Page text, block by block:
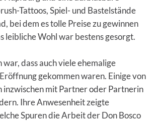
Tattoos, Spiel- und Bastelstände
bei dem es tolle Preise zu gewinnen
leibliche Wohl war bestens gesorgt.
war, dass auch viele ehemalige
gekommen waren. Einige von
inzwischen mit Partner oder Partnerin
Ihre Anwesenheit zeigte
Spuren die Arbeit der Don Bosco